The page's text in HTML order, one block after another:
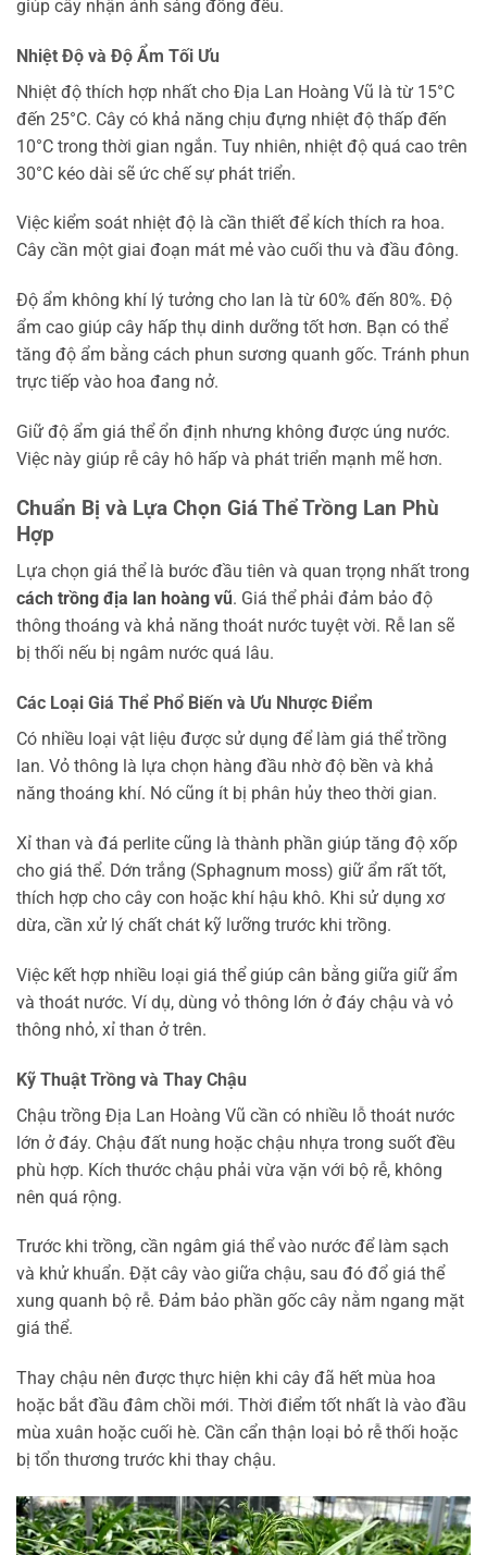
giúp cây nhận ánh sáng đồng đều.
Nhiệt Độ và Độ Ẩm Tối Ưu
Nhiệt độ thích hợp nhất cho Địa Lan Hoàng Vũ là từ 15°C
đến 25°C. Cây có khả năng chịu đựng nhiệt độ thấp đến
10°C trong thời gian ngắn. Tuy nhiên, nhiệt độ quá cao trên
30°C kéo dài sẽ ức chế sự phát triển.
Việc kiểm soát nhiệt độ là cần thiết để kích thích ra hoa.
Cây cần một giai đoạn mát mẻ vào cuối thu và đầu đông.
Độ ẩm không khí lý tưởng cho lan là từ 60% đến 80%. Độ
ẩm cao giúp cây hấp thụ dinh dưỡng tốt hơn. Bạn có thể
tăng độ ẩm bằng cách phun sương quanh gốc. Tránh phun
trực tiếp vào hoa đang nở.
Giữ độ ẩm giá thể ổn định nhưng không được úng nước.
Việc này giúp rễ cây hô hấp và phát triển mạnh mẽ hơn.
Chuẩn Bị và Lựa Chọn Giá Thể Trồng Lan Phù
Hợp
Lựa chọn giá thể là bước đầu tiên và quan trọng nhất trong
cách trồng địa lan hoàng vũ. Giá thể phải đảm bảo độ
thông thoáng và khả năng thoát nước tuyệt vời. Rễ lan sẽ
bị thối nếu bị ngâm nước quá lâu.
Các Loại Giá Thể Phổ Biến và Ưu Nhược Điểm
Có nhiều loại vật liệu được sử dụng để làm giá thể trồng
lan. Vỏ thông là lựa chọn hàng đầu nhờ độ bền và khả
năng thoáng khí. Nó cũng ít bị phân hủy theo thời gian.
Xỉ than và đá perlite cũng là thành phần giúp tăng độ xốp
cho giá thể. Dớn trắng (Sphagnum moss) giữ ẩm rất tốt,
thích hợp cho cây con hoặc khí hậu khô. Khi sử dụng xơ
dừa, cần xử lý chất chát kỹ lưỡng trước khi trồng.
Việc kết hợp nhiều loại giá thể giúp cân bằng giữa giữ ẩm
và thoát nước. Ví dụ, dùng vỏ thông lớn ở đáy chậu và vỏ
thông nhỏ, xỉ than ở trên.
Kỹ Thuật Trồng và Thay Chậu
Chậu trồng Địa Lan Hoàng Vũ cần có nhiều lỗ thoát nước
lớn ở đáy. Chậu đất nung hoặc chậu nhựa trong suốt đều
phù hợp. Kích thước chậu phải vừa vặn với bộ rễ, không
nên quá rộng.
Trước khi trồng, cần ngâm giá thể vào nước để làm sạch
và khử khuẩn. Đặt cây vào giữa chậu, sau đó đổ giá thể
xung quanh bộ rễ. Đảm bảo phần gốc cây nằm ngang mặt
giá thể.
Thay chậu nên được thực hiện khi cây đã hết mùa hoa
hoặc bắt đầu đâm chồi mới. Thời điểm tốt nhất là vào đầu
mùa xuân hoặc cuối hè. Cần cẩn thận loại bỏ rễ thối hoặc
bị tổn thương trước khi thay chậu.